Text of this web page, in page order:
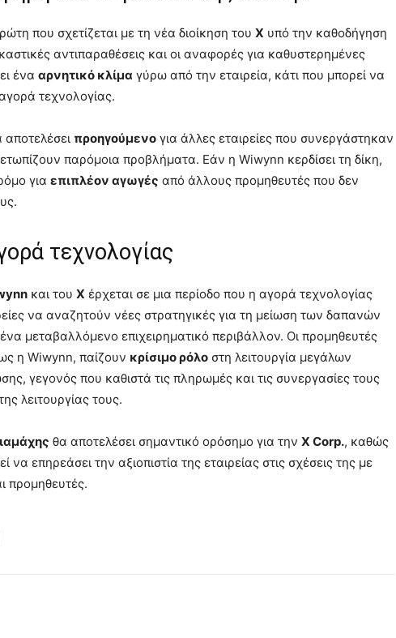
που σχετίζεται με τη νέα διοίκηση του X υπό την καθοδήγηση
αντιπαραθέσεις και οι αναφορές για καθυστερημένες
ένα αρνητικό κλίμα γύρω από την εταιρεία, κάτι που μπορεί να
τεχνολογίας.
προηγούμενο για άλλες εταιρείες που συνεργάστηκαν
παρόμοια προβλήματα. Εάν η Wiwynn κερδίσει τη δίκη,
για επιπλέον αγωγές από άλλους προμηθευτές που δεν
τεχνολογίας
και του X έρχεται σε μια περίοδο που η αγορά τεχνολογίας
να αναζητούν νέες στρατηγικές για τη μείωση των δαπανών
μεταβαλλόμενο επιχειρηματικό περιβάλλον. Οι προμηθευτές
η Wiwynn, παίζουν κρίσιμο ρόλο στη λειτουργία μεγάλων
γεγονός που καθιστά τις πληρωμές και τις συνεργασίες τους
λειτουργίας τους.
θα αποτελέσει σημαντικό ορόσημο για την X Corp., καθώς
επηρεάσει την αξιοπιστία της εταιρείας στις σχέσεις της με
προμηθευτές.